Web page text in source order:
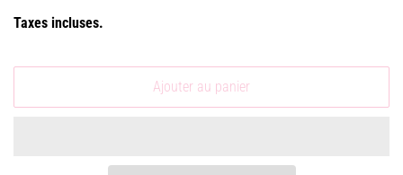
Taxes incluses.
Ajouter au panier